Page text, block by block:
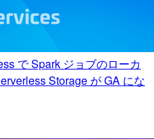
で Spark ジョブのローカ
Storage が GA にな